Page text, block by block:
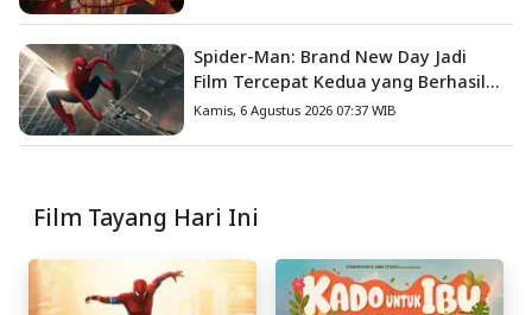
Spider-Man: Brand New Day Jadi
Film Tercepat Kedua yang Berhasil
Tembus US$1 Miliar
Kamis, 6 Agustus 2026 07:37 WIB
Film Tayang Hari Ini